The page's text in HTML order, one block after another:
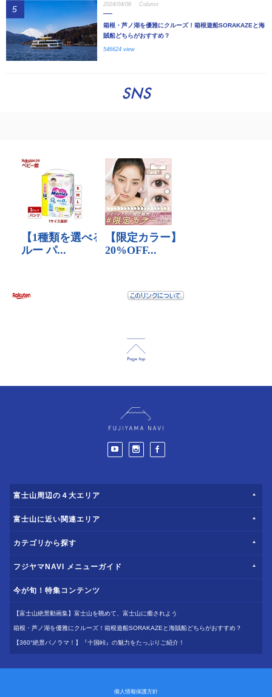
5 2024/04/08 Column
箱根・芦ノ湖を優雅にクルーズ！箱根遊船SORAKAZEと海
賊船どちらがおすすめ？
546624 view
SNS
富士山周辺の４大エリア
富士山に近い関連エリア
カテゴリから探す
フジヤマNAVI メニューガイド
今が旬！特集コンテンツ
【富士山絶景動画集】富士山を眺めて、富士山に癒されよう
箱根・芦ノ湖を優雅にクルーズ！箱根遊船SORAKAZEと海賊船どちらがおすすめ？
【360°絶景パノラマ！】『十国峠』の魅力をたっぷりご紹介！
個人情報保護方針